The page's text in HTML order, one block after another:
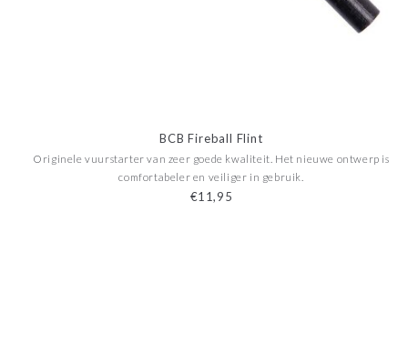
BCB Fireball Flint
Originele vuurstarter van zeer goede kwaliteit. Het nieuwe ontwerp is
comfortabeler en veiliger in gebruik.
€11,95